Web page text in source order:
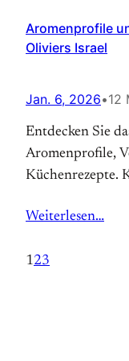
Aromenprofile
Oliviers Israel
Jan. 6, 2026•12
Entdecken Sie
Aromenprofile,
Küchenrezepte.
Weiterlesen…
123